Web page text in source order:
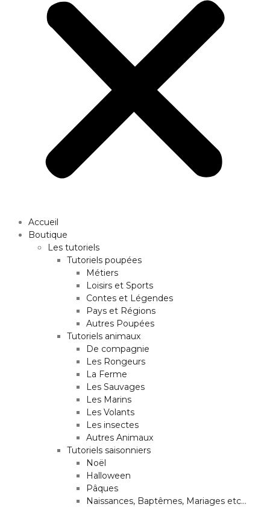
Accueil
Boutique
Les tutoriels
Tutoriels poupées
Métiers
Loisirs et Sports
Contes et Légendes
Pays et Régions
Autres Poupées
Tutoriels animaux
De compagnie
Les Rongeurs
La Ferme
Les Sauvages
Les Marins
Les Volants
Les insectes
Autres Animaux
Tutoriels saisonniers
Noël
Halloween
Pâques
Naissances, Baptêmes, Mariages etc…